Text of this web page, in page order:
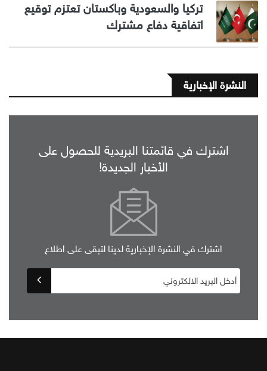
تركيا والسعودية وباكستان تعتزم توقيع
اتفاقية دفاع مشترك
النشرة الإخبارية
اشترك في قائمتنا البريدية للحصول على
الأخبار الجديدة!
اشترك في النشرة الإخبارية لدينا لتبقى على اطلاع